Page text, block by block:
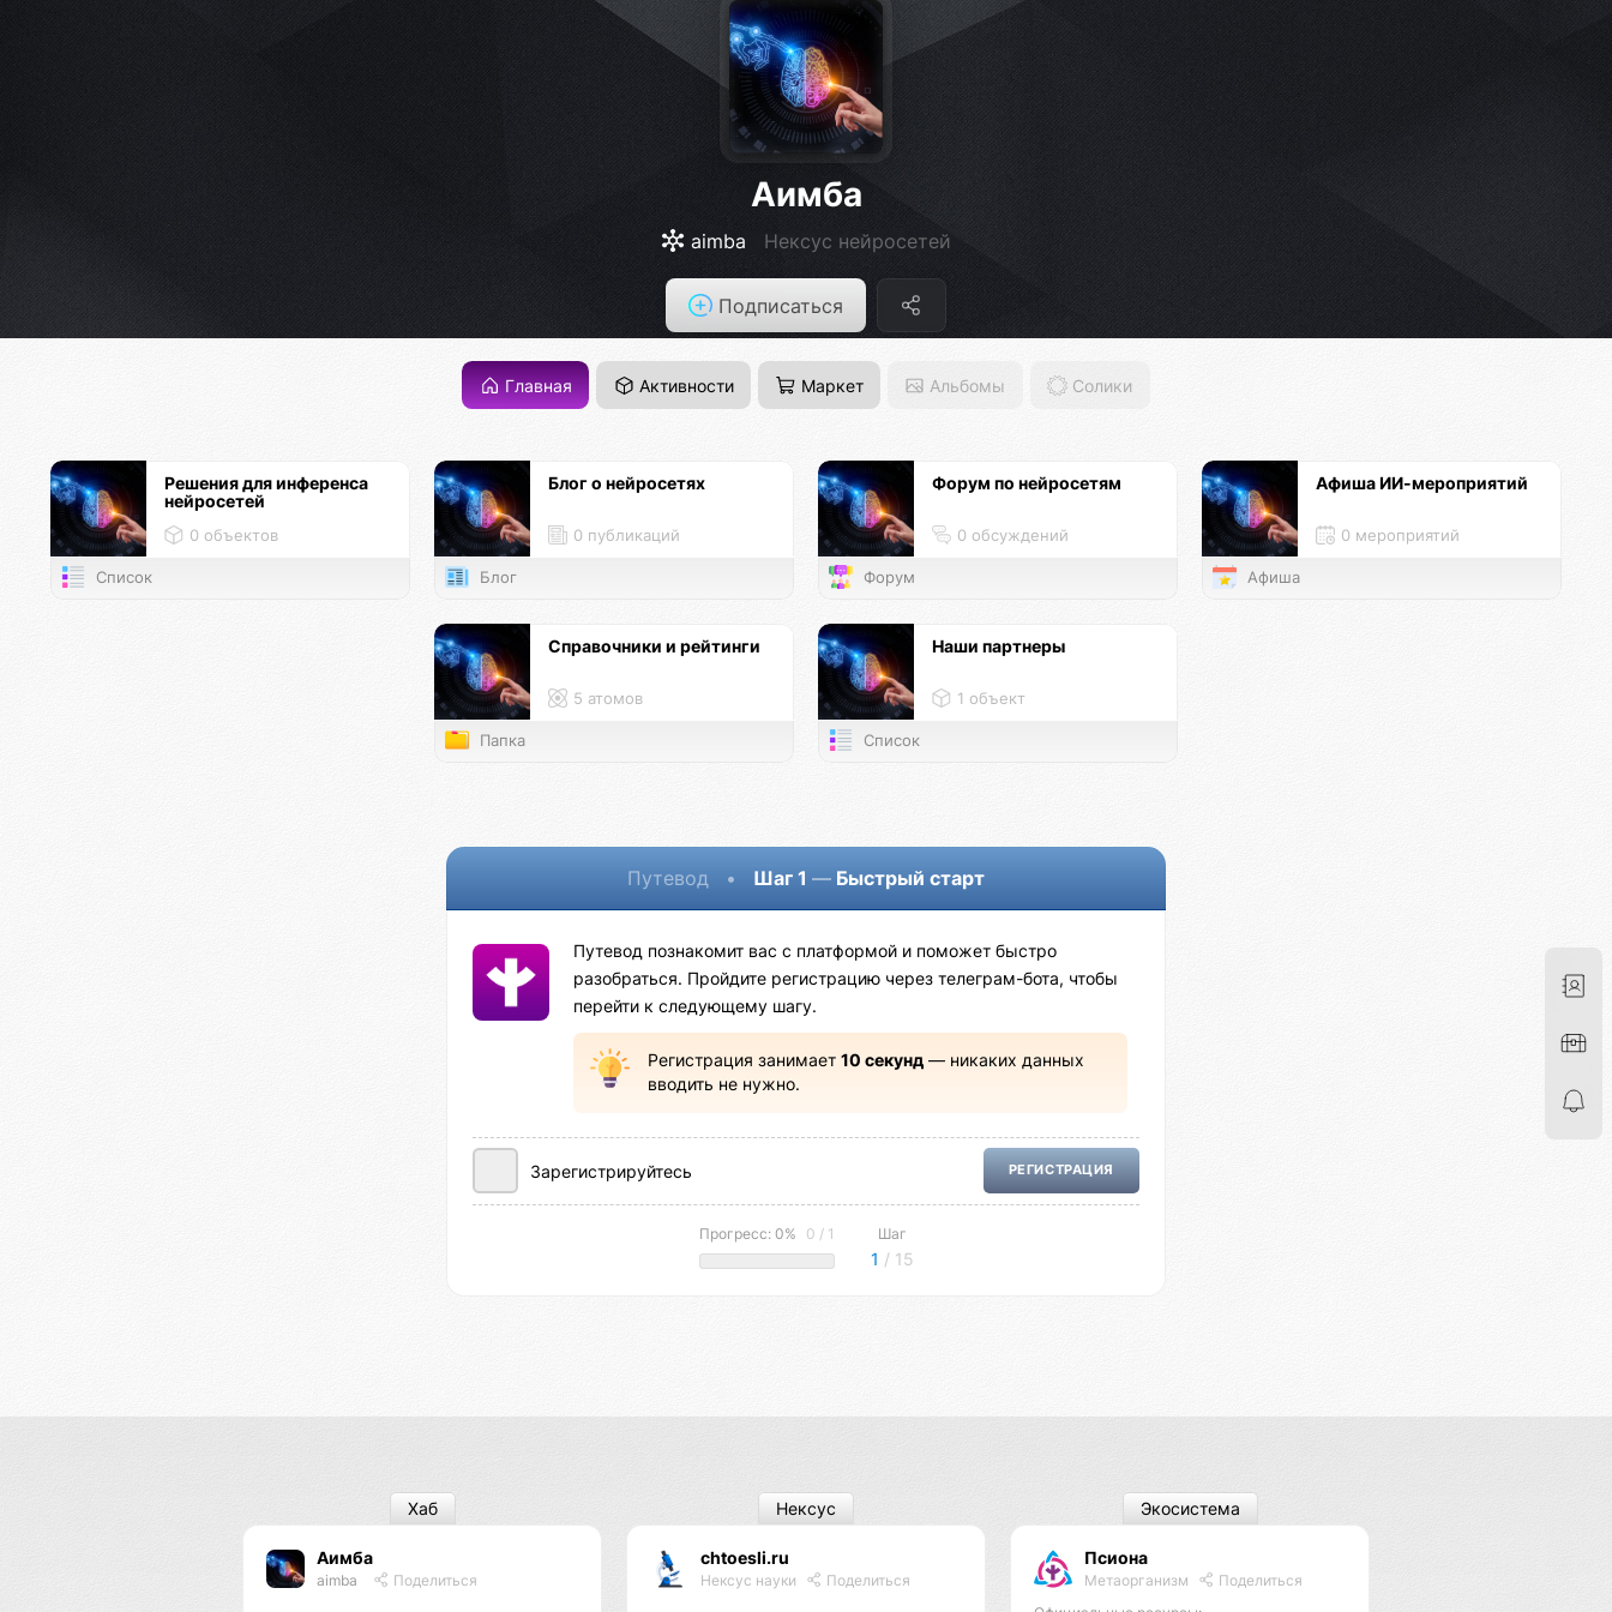
Аимба
aimba Нексус нейросетей
Подписаться
Главная Активности Маркет Альбомы Солики
Решения для инференса
нейросетей
0 объектов
Список
Блог о нейросетях
0 публикаций
Блог
Форум по нейросетям
0 обсуждений
Форум
Афиша ИИ-мероприятий
0 мероприятий
Афиша
Справочники и рейтинги
5 атомов
Папка
Наши партнеры
1 объект
Список
Путевод • Шаг 1 — Быстрый старт
Путевод познакомит вас с платформой и поможет быстро
разобраться. Пройдите регистрацию через телеграм-бота, чтобы
перейти к следующему шагу.
Регистрация занимает 10 секунд— никаких данных
вводить не нужно.
Зарегистрируйтесь РЕГИСТРАЦИЯ
Прогресс: 0% 0 / 1 Шаг
1 / 15
Аимба
aimba Поделиться
Хаб
chtoesli.ru
Нексус науки Поделиться
Нексус
Псиона
Метаорганизм
Поделиться
Экосистема